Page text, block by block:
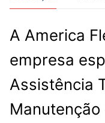
A America
empresa
Assistência